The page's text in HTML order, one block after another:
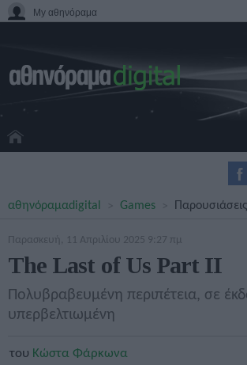
My αθηνόραμα
HOME CINEMA
GADGETS
MOVIES
TV
GAMES
GUIDES
αθηνόραμαdigital Games Παρουσιάσεις
Παρασκευή, 11 Απριλίου 2025 9:27 πμ
The Last of Us Part II
Πολυβραβευμένη περιπέτεια, σε
υπερβελτιωμένη
του Κώστα Φάρκωνα